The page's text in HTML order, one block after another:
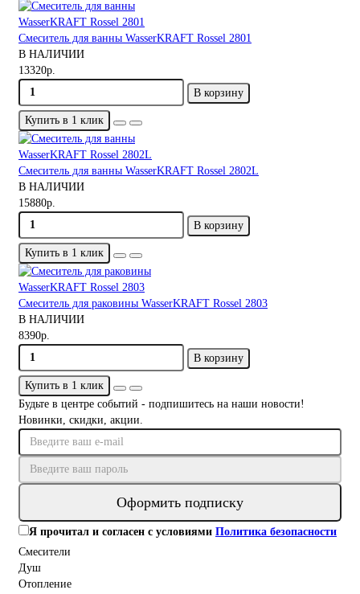
Смеситель для ванны WasserKRAFT Rossel 2801
В НАЛИЧИИ
13320р.
В корзину
Купить в 1 клик
Смеситель для ванны WasserKRAFT Rossel 2802L
В НАЛИЧИИ
15880р.
В корзину
Купить в 1 клик
Смеситель для раковины WasserKRAFT Rossel 2803
В НАЛИЧИИ
8390р.
В корзину
Купить в 1 клик
Будьте в центре событий - подпишитесь на наши новости!
Новинки, скидки, акции.
Оформить подписку
Я прочитал и согласен с условиями Политика безопасности
Смесители
Душ
Отопление